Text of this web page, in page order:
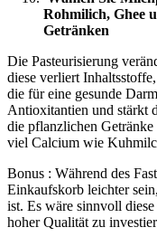
Rohmilich, Ghee
Getränken
Die Pasteurisierung
diese verliert
die für eine gesunde
Antioxitantien und stärkt
die pflanzlichen
viel Calcium wie
Bonus : Während des
Einkaufskorb leichter
ist. Es wäre sinnvoll
hoher Qualität zu